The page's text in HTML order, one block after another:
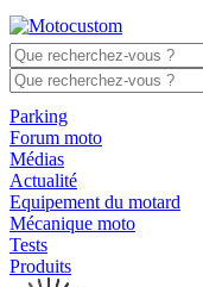
Parking
Forum moto
Médias
Actualité
Equipement du motard
Mécanique moto
Tests
Produits